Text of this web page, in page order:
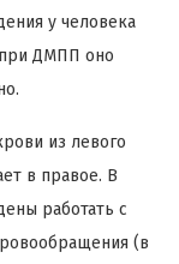
у человека
при ДМПП оно
из левого
в правое. В
работать с
(в